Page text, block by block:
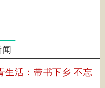
闻
生活：带书下乡 不忘